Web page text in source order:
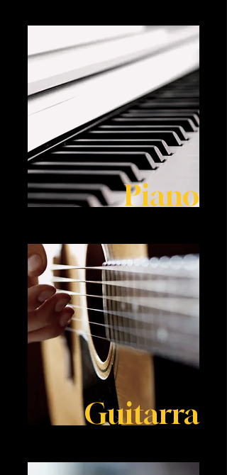
Piano
Guitarra